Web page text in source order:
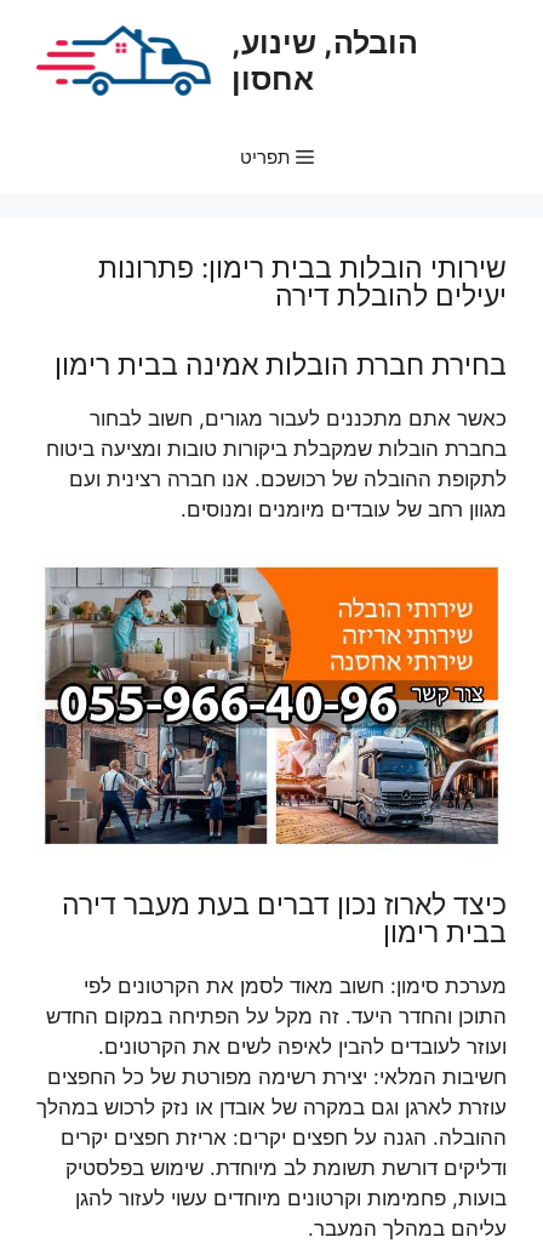
הובלה, שינוע,
אחסון
תפריט
שירותי הובלות בבית רימון: פתרונות
יעילים להובלת דירה
בחירת חברת הובלות אמינה בבית רימון
כאשר אתם מתכננים לעבור מגורים, חשוב לבחור
בחברת הובלות שמקבלת ביקורות טובות ומציעה ביטוח
לתקופת ההובלה של רכושכם. אנו חברה רצינית ועם
מגוון רחב של עובדים מיומנים ומנוסים.
כיצד לארוז נכון דברים בעת מעבר דירה
בבית רימון
מערכת סימון: חשוב מאוד לסמן את הקרטונים לפי
התוכן והחדר היעד. זה מקל על הפתיחה במקום החדש
ועוזר לעובדים להבין לאיפה לשים את הקרטונים.
חשיבות המלאי: יצירת רשימה מפורטת של כל החפצים
עוזרת לארגן וגם במקרה של אובדן או נזק לרכוש במהלך
ההובלה. הגנה על חפצים יקרים: אריזת חפצים יקרים
ודליקים דורשת תשומת לב מיוחדת. שימוש בפלסטיק
בועות, פחמימות וקרטונים מיוחדים עשוי לעזור להגן
עליהם במהלך המעבר.